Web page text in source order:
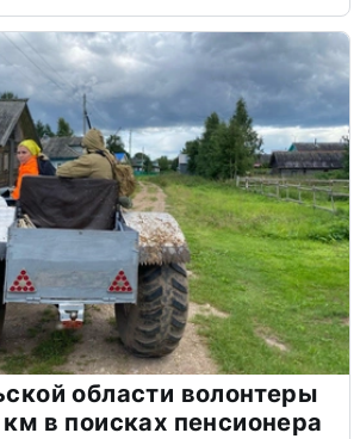
области волонтеры
в поисках пенсионера